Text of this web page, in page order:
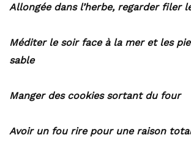
Allongée dans l’herbe, regarder filer
Méditer le soir face à la mer et les
sable
Manger des cookies sortant du four
Avoir un fou rire pour une raison